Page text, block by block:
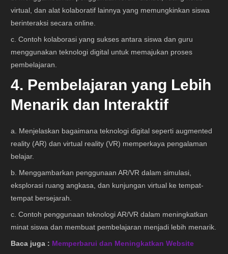
virtual, dan alat kolaboratif lainnya yang memungkinkan siswa
berinteraksi secara online.
c. Contoh kolaborasi yang sukses antara siswa dan guru
menggunakan teknologi digital untuk memajukan proses
pembelajaran.
4. Pembelajaran yang Lebih
Menarik dan Interaktif
a. Menjelaskan bagaimana teknologi digital seperti augmented
reality (AR) dan virtual reality (VR) memperkaya pengalaman
belajar.
b. Menggambarkan penggunaan AR/VR dalam simulasi,
eksplorasi ruang angkasa, dan kunjungan virtual ke tempat-
tempat bersejarah.
c. Contoh penggunaan teknologi AR/VR dalam meningkatkan
minat siswa dan membuat pembelajaran menjadi lebih menarik.
Baca juga : Memperbarui dan Meningkatkan Website